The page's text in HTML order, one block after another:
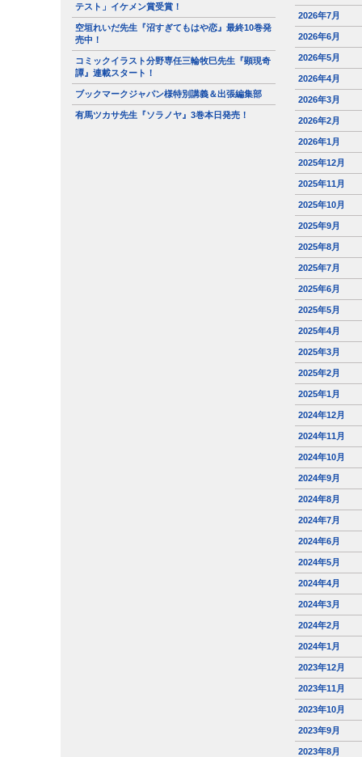
テスト」イケメン賞受賞！
空垣れいだ先生『沼すぎてもはや恋』最終10巻発
売中！
コミックイラスト分野専任三輪牧巳先生『顕現奇
譚』連載スタート！
ブックマークジャパン様特別講義＆出張編集部
有馬ツカサ先生『ソラノヤ』3巻本日発売！
2026年7月
2026年6月
2026年5月
2026年4月
2026年3月
2026年2月
2026年1月
2025年12月
2025年11月
2025年10月
2025年9月
2025年8月
2025年7月
2025年6月
2025年5月
2025年4月
2025年3月
2025年2月
2025年1月
2024年12月
2024年11月
2024年10月
2024年9月
2024年8月
2024年7月
2024年6月
2024年5月
2024年4月
2024年3月
2024年2月
2024年1月
2023年12月
2023年11月
2023年10月
2023年9月
2023年8月